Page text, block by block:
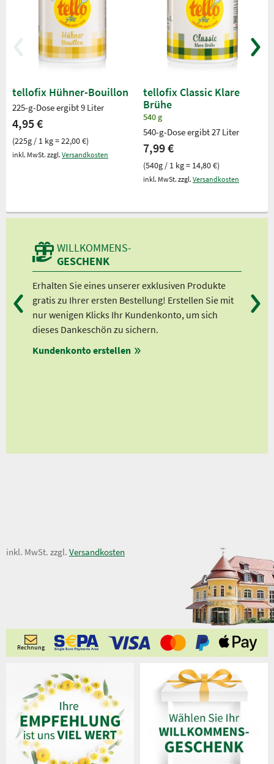
tellofix Hühner-Bouillon
225-g-Dose ergibt 9 Liter
4,95 €
(225g / 1 kg = 22,00 €)
inkl. MwSt. zzgl. Versandkosten
tellofix Classic Klare
Brühe
540 g
540-g-Dose ergibt 27 Liter
7,99 €
(540g / 1 kg = 14,80 €)
inkl. MwSt. zzgl. Versandkosten
WILLKOMMENS-
GESCHENK
Erhalten Sie eines unserer exklusiven Produkte
gratis zu Ihrer ersten Bestellung! Erstellen Sie mit
nur wenigen Klicks Ihr Kundenkonto, um sich
dieses Dankeschön zu sichern.
Kundenkonto erstellen
Ab
8,49 €
inkl. MwSt. zzgl. Versandkosten
Rechnung